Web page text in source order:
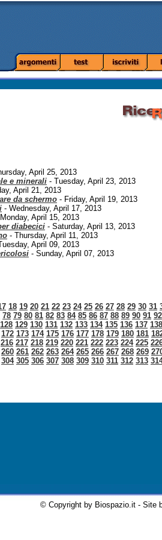
April 25, 2013
e minerali - Tuesday, April 23, 2013
April 21, 2013
da schermo - Friday, April 19, 2013
- Wednesday, April 17, 2013
April 15, 2013
diabecici - Saturday, April 13, 2013
- Thursday, April 11, 2013
April 09, 2013
- Sunday, April 07, 2013
18 19 20 21 22 23 24 25 26 27 28 29 30 31
78 79 80 81 82 83 84 85 86 87 88 89 90 91 92
128 129 130 131 132 133 134 135 136 137 138
172 173 174 175 176 177 178 179 180 181
216 217 218 219 220 221 222 223 224 225
260 261 262 263 264 265 266 267 268 269
304 305 306 307 308 309 310 311 312 313
© Copyright by Biospazio.it - Site